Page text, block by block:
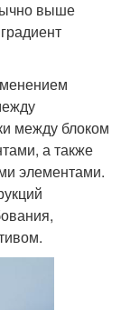
выше
между блоком
а также
элементами.